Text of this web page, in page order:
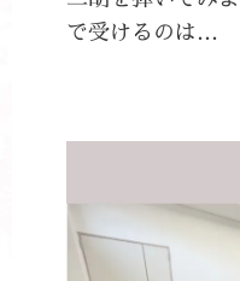
で受けるのは…